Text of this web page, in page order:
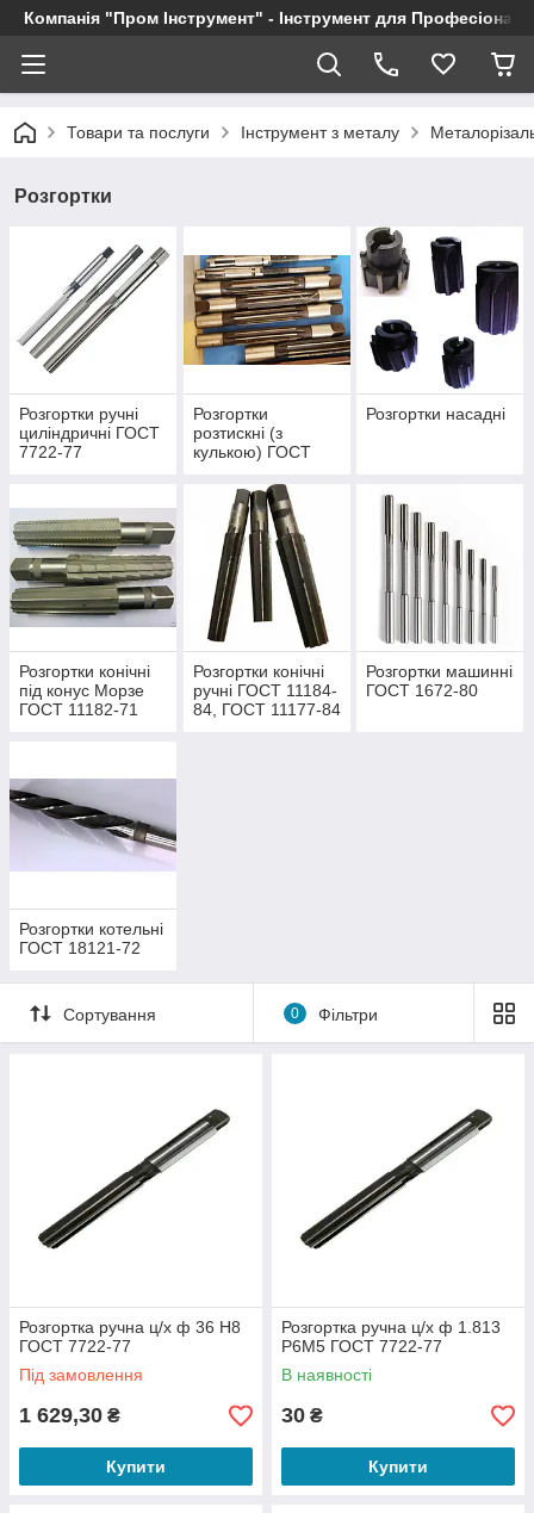
Компанія "Пром Інструмент" - Інструмент для
Товари та послуги Інструмент з металу
Розгортки
Розгортки ручні
циліндричні ГОСТ
7722-77
Розгортки
розтискні (з
кулькою) ГОСТ
Розгортки насадні
Розгортки конічні
під конус Морзе
ГОСТ 11182-71
Розгортки конічні
ручні ГОСТ 11184-
84, ГОСТ 11177-84
Розгортки машинні
ГОСТ 1672-80
Розгортки котельні
ГОСТ 18121-72
Сортування 0 Фільтри
Розгортка ручна ц/х ф 36 Н8
ГОСТ 7722-77
Під замовлення
1 629,30 ₴
Купити
Розгортка ручна ц/х ф 1.813
Р6М5 ГОСТ 7722-77
В наявності
30 ₴
Купити